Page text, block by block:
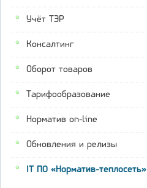
Учёт ТЭР
Консалтинг
Оборот товаров
Тарифообразование
Норматив on-line
Обновления и релизы
IT ПО «Норматив-теплосеть»